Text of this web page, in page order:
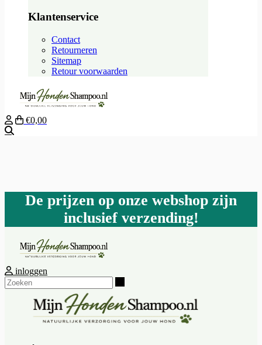
Klantenservice
Contact
Retourneren
Sitemap
Retour voorwaarden
€0,00
De prijzen op onze webshop zijn
inclusief verzending!
inloggen